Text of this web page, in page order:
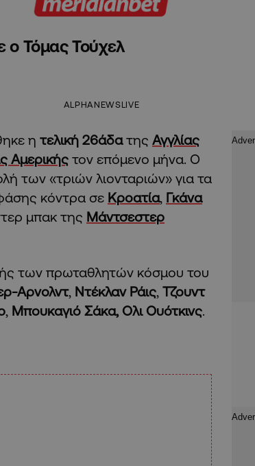
ο Τόμας Τούχελ
ALPHANEWSLIVE
η τελική 26άδατης Αγγλίας
Αμερικής τον επόμενο μήνα. Ο
των «τριών λιονταριών» για τα
κόντρα σε Κροατία, Γκάνα
μπακ της Μάντσεστερ
των πρωταθλητών κόσμου του
Αρνολντ, Ντέκλαν Ράις, Τζουντ
, Μπουκαγιό Σάκα, Ολι Ουότκινς.